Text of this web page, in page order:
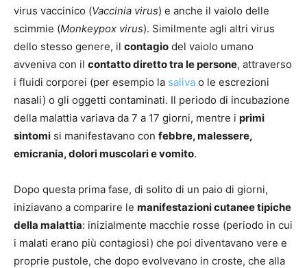
virus vaccinico (Vaccinia virus) e anche il vaiolo delle
scimmie (Monkeypox virus). Similmente agli altri virus
dello stesso genere, il contagio del vaiolo umano
avveniva con il contatto diretto tra le persone, attraverso
i fluidi corporei (per esempio la saliva o le escrezioni
nasali) o gli oggetti contaminati. Il periodo di incubazione
della malattia variava da 7 a 17 giorni, mentre i primi
sintomi si manifestavano con febbre, malessere,
emicrania, dolori muscolari e vomito.
Dopo questa prima fase, di solito di un paio di giorni,
iniziavano a comparire le manifestazioni cutanee tipiche
della malattia: inizialmente macchie rosse (periodo in cui
i malati erano più contagiosi) che poi diventavano vere e
proprie pustole, che dopo evolvevano in croste, che alla